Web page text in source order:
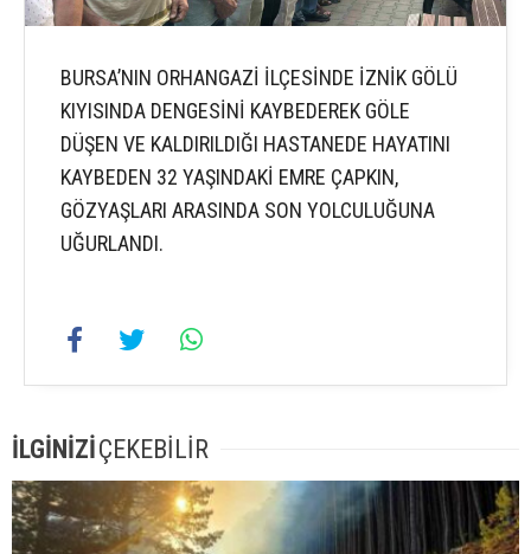
BURSA’NIN ORHANGAZİ İLÇESİNDE İZNİK GÖLÜ
KIYISINDA DENGESİNİ KAYBEDEREK GÖLE
DÜŞEN VE KALDIRILDIĞI HASTANEDE HAYATINI
KAYBEDEN 32 YAŞINDAKİ EMRE ÇAPKIN,
GÖZYAŞLARI ARASINDA SON YOLCULUĞUNA
UĞURLANDI.
İLGİNİZİÇEKEBİLİR